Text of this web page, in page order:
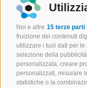
Noi e altre 15 terze parti
fruizione dei contenuti
utilizzare i tuoi dati per
selezione della
personalizzata, creare
personalizzati, misurare
statistiche o la